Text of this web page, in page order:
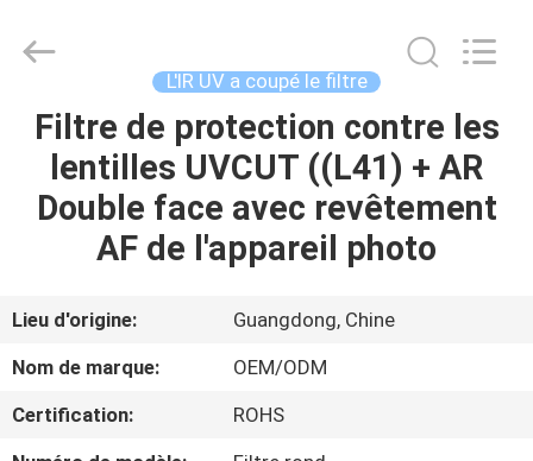
MAISON
PRODUITS
SUJET
DE
NOUS
Technology
Reserved.
L'IR UV a coupé le filtre
Filtre de protection contre les
lentilles UVCUT ((L41) + AR
Double face avec revêtement
AF de l'appareil photo
Lieu d'origine:
Guangdong, Chine
Nom de marque:
OEM/ODM
Certification:
ROHS